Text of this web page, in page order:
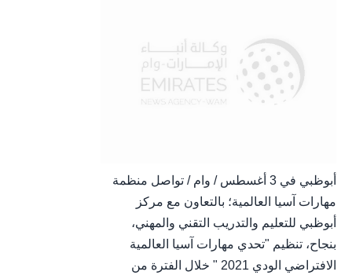
أبوظبي في 3 أغسطس / وام / تواصل منظمة
مهارات آسيا العالمية؛ بالتعاون مع مركز
أبوظبي للتعليم والتدريب التقني والمهني،
بنجاح، تنظيم "تحدي مهارات آسيا العالمية
الافتراضي الودي 2021 " خلال الفترة من